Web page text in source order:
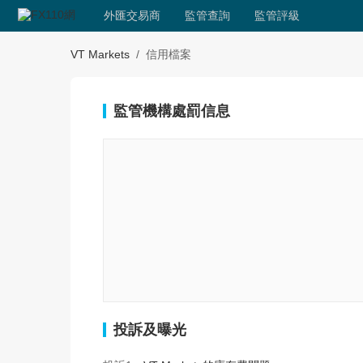
外匯交易商 監管查詢 監管評級
VT Markets / 信用檔案
監管機構處罰信息
投訴及曝光